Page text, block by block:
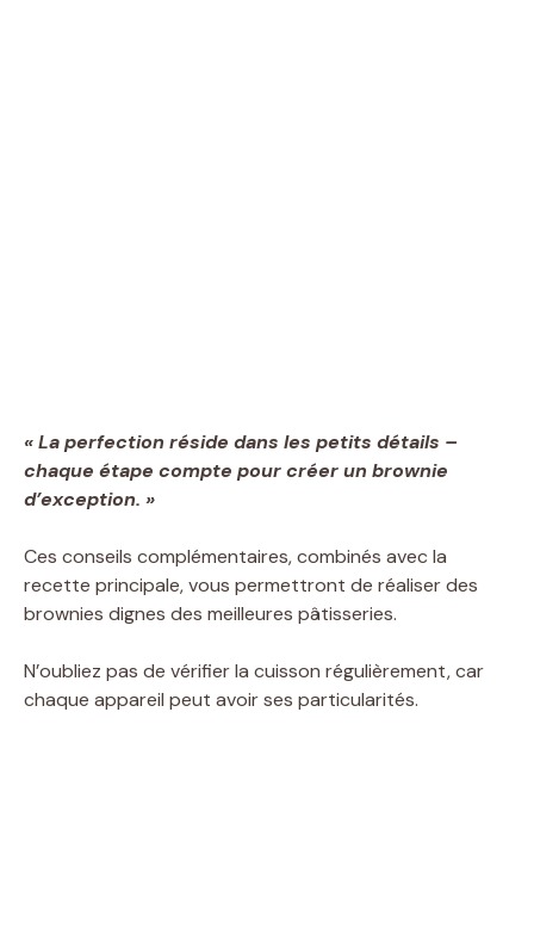
« La perfection réside dans les petits détails –
chaque étape compte pour créer un brownie
d’exception. »
Ces conseils complémentaires, combinés avec la
recette principale, vous permettront de réaliser des
brownies dignes des meilleures pâtisseries.
N’oubliez pas de vérifier la cuisson régulièrement, car
chaque appareil peut avoir ses particularités.